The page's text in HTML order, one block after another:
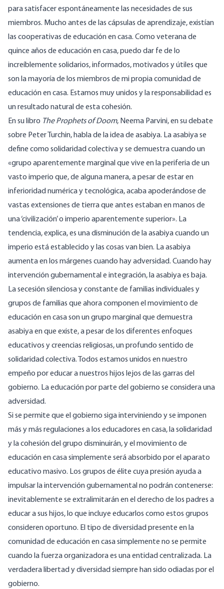
para satisfacer espontáneamente las necesidades de sus
miembros. Mucho antes de las cápsulas de aprendizaje, existían
las cooperativas de educación en casa. Como veterana de
quince años de educación en casa, puedo dar fe de lo
increíblemente solidarios, informados, motivados y útiles que
son la mayoría de los miembros de mi propia comunidad de
educación en casa. Estamos muy unidos y la responsabilidad es
un resultado natural de esta cohesión.
En su libro The Prophets of Doom, Neema Parvini, en su debate
sobre Peter Turchin, habla de la idea de asabiya. La asabiya se
define como solidaridad colectiva y se demuestra cuando un
«grupo aparentemente marginal que vive en la periferia de un
vasto imperio que, de alguna manera, a pesar de estar en
inferioridad numérica y tecnológica, acaba apoderándose de
vastas extensiones de tierra que antes estaban en manos de
una ‘civilización’ o imperio aparentemente superior». La
tendencia, explica, es una disminución de la asabiya cuando un
imperio está establecido y las cosas van bien. La asabiya
aumenta en los márgenes cuando hay adversidad. Cuando hay
intervención gubernamental e integración, la asabiya es baja.
La secesión silenciosa y constante de familias individuales y
grupos de familias que ahora componen el movimiento de
educación en casa son un grupo marginal que demuestra
asabiya en que existe, a pesar de los diferentes enfoques
educativos y creencias religiosas, un profundo sentido de
solidaridad colectiva. Todos estamos unidos en nuestro
empeño por educar a nuestros hijos lejos de las garras del
gobierno. Laeducación por parte del gobierno se considera una
adversidad.
Si se permite que el gobierno siga interviniendo y se imponen
más y más regulaciones a los educadores en casa, la solidaridad
y la cohesión del grupo disminuirán, y el movimiento de
educación en casa simplemente será absorbido por el aparato
educativo masivo. Los grupos de élite cuya presión ayuda a
impulsar la intervención gubernamental no podrán contenerse:
inevitablemente se extralimitarán en el derecho de los padres a
educar a sus hijos, lo que incluye educarlos como estos grupos
consideren oportuno. El tipo de diversidad presente en la
comunidad de educación en casa simplemente no se permite
cuando la fuerza organizadora es una entidad centralizada. La
verdadera libertad y diversidad siempre han sido odiadas por el
gobierno.